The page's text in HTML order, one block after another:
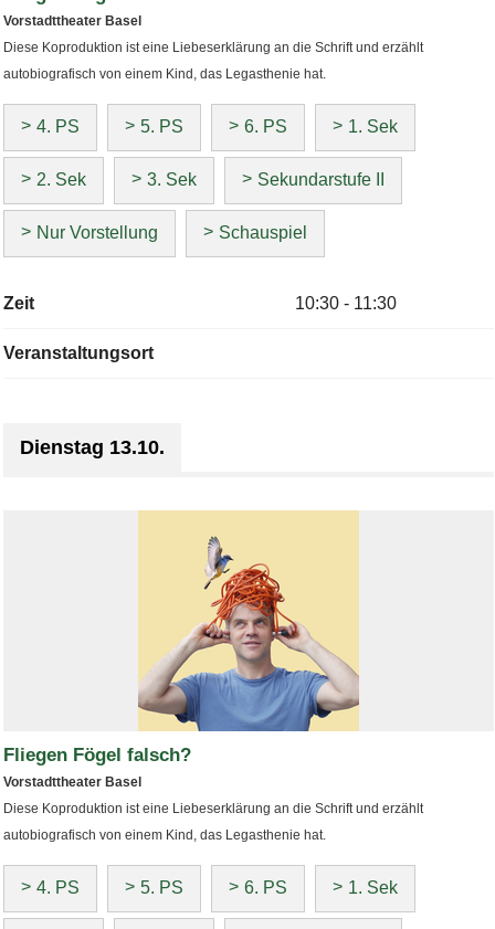
Vorstadttheater Basel
Diese Koproduktion ist eine Liebeserklärung an die Schrift und erzählt
autobiografisch von einem Kind, das Legasthenie hat.
4. PS 5. PS 6. PS 1. Sek
2. Sek 3. Sek Sekundarstufe II
Nur Vorstellung Schauspiel
Zeit 10:30 - 11:30
Veranstaltungsort
Dienstag 13.10.
Fliegen Fögel falsch?
Vorstadttheater Basel
Diese Koproduktion ist eine Liebeserklärung an die Schrift und erzählt
autobiografisch von einem Kind, das Legasthenie hat.
4. PS 5. PS 6. PS 1. Sek